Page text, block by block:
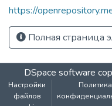
https://
Полная страница
DSpace software
Настройки
файлов
Политика